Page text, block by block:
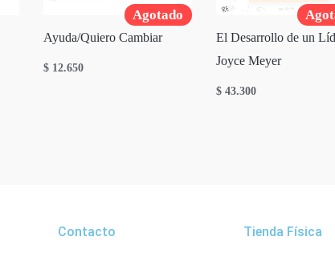
Agotado
Ayuda/Quiero Cambiar
$ 12.650
El Desarrollo de un
Joyce Meyer
$ 43.300
Contacto Tienda Física